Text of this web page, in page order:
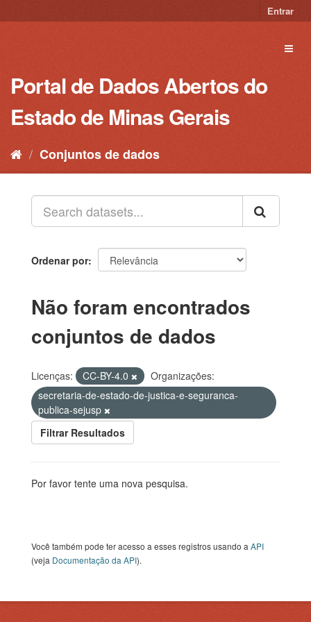
para
Entrar
Portal de Dados Abertos do
Estado de Minas Gerais
Conjuntos de dados
Ordenar por
Não foram encontrados
conjuntos de dados
Licenças: CC-BY-4.0
Organizações:
secretaria-de-estado-de-justica-e-seguranca-
publica-sejusp
Filtrar Resultados
Por favor tente uma nova pesquisa.
Você também pode ter acesso a esses registros usando a API
(veja Documentação da API).